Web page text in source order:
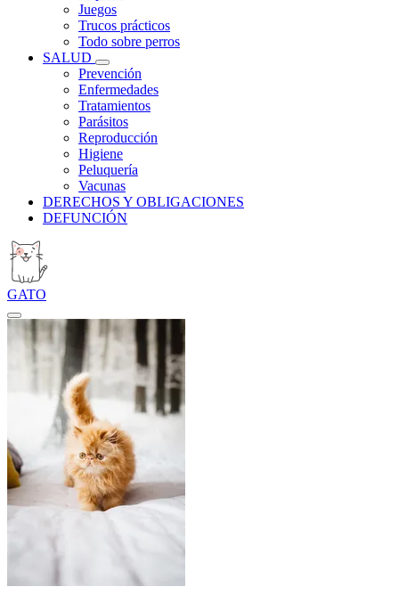
Juegos
Trucos prácticos
Todo sobre perros
SALUD
Prevención
Enfermedades
Tratamientos
Parásitos
Reproducción
Higiene
Peluquería
Vacunas
DERECHOS Y OBLIGACIONES
DEFUNCIÓN
GATO